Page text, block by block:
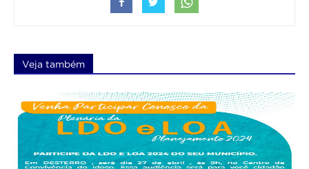
Veja também